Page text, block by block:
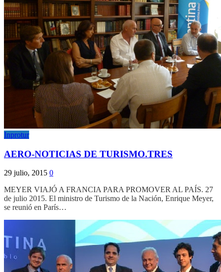
Inprotur
AERO-NOTICIAS DE TURISMO.TRES
29 julio, 2015 0
MEYER VIAJÓ A FRANCIA PARA PROMOVER AL PAÍS. 27
de julio 2015. El ministro de Turismo de la Nación, Enrique Meyer,
se reunió en París…